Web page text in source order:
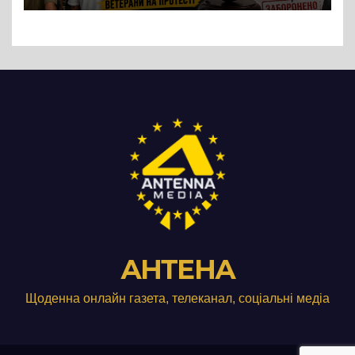
Три», що займається
АНТЕНА
Щоденна онлайн газета, телеканал, соціальні медіа